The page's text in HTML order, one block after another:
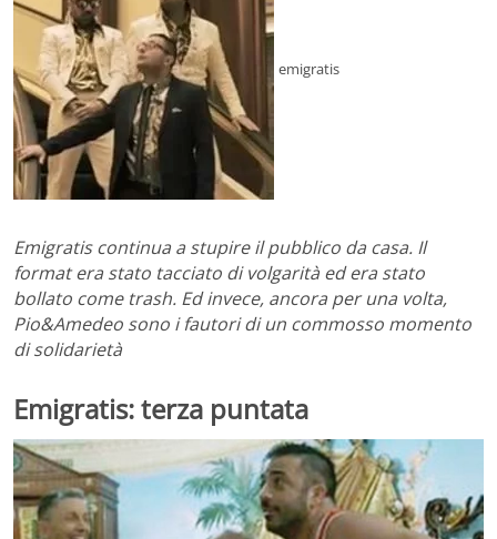
emigratis
Emigratis continua a stupire il pubblico da casa. Il
format era stato tacciato di volgarità ed era stato
bollato come trash. Ed invece, ancora per una volta,
Pio&Amedeo sono i fautori di un commosso momento
di solidarietà
Emigratis: terza puntata